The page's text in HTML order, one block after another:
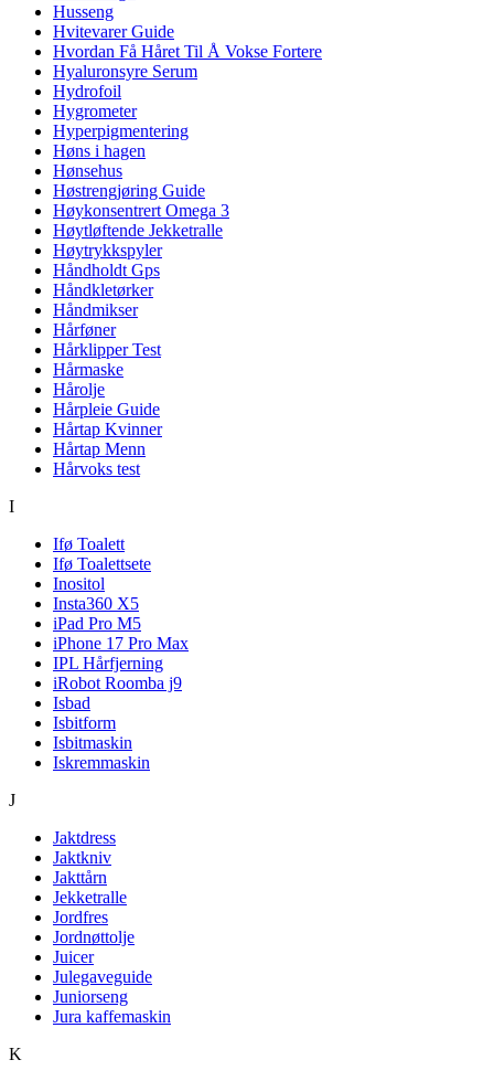
Husseng
Hvitevarer Guide
Hvordan Få Håret Til Å Vokse Fortere
Hyaluronsyre Serum
Hydrofoil
Hygrometer
Hyperpigmentering
Høns i hagen
Hønsehus
Høstrengjøring Guide
Høykonsentrert Omega 3
Høytløftende Jekketralle
Høytrykkspyler
Håndholdt Gps
Håndkletørker
Håndmikser
Hårføner
Hårklipper Test
Hårmaske
Hårolje
Hårpleie Guide
Hårtap Kvinner
Hårtap Menn
Hårvoks test
I
Ifø Toalett
Ifø Toalettsete
Inositol
Insta360 X5
iPad Pro M5
iPhone 17 Pro Max
IPL Hårfjerning
iRobot Roomba j9
Isbad
Isbitform
Isbitmaskin
Iskremmaskin
J
Jaktdress
Jaktkniv
Jakttårn
Jekketralle
Jordfres
Jordnøttolje
Juicer
Julegaveguide
Juniorseng
Jura kaffemaskin
K